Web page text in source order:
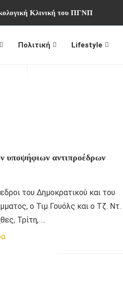
Κλινική του ΠΓΝΠ
Πολιτική Lifestyle
υποψήφιων αντιπροέδρων
του Δημοκρατικού και του
ο Τιμ Γουόλς και ο Τζ. Ντ.
Τρίτη, …